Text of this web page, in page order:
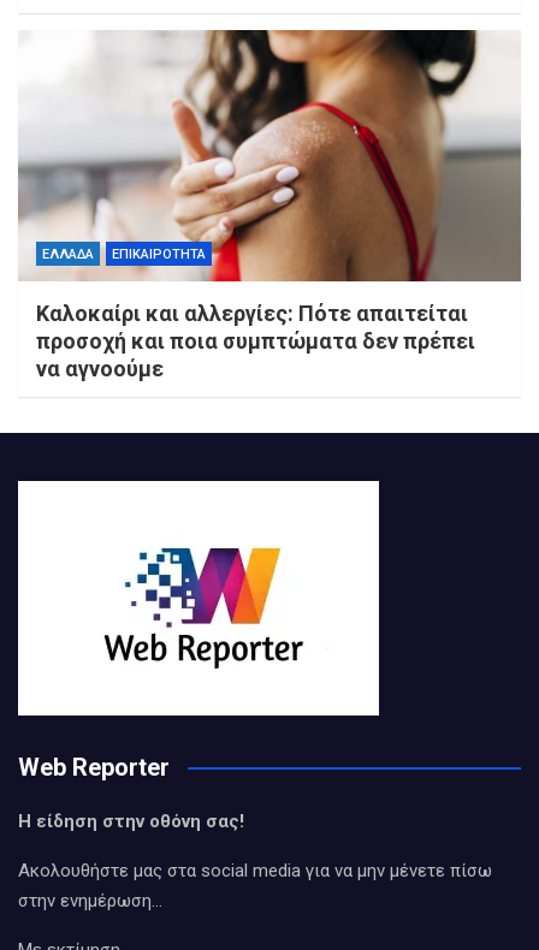
ΕΛΛΑΔΑ ΕΠΙΚΑΙΡΟΤΗΤΑ
Καλοκαίρι και αλλεργίες: Πότε απαιτείται
προσοχή και ποια συμπτώματα δεν πρέπει
να αγνοούμε
Web Reporter
Η είδηση στην οθόνη σας!
Ακολουθήστε μας στα social media για να μην μένετε πίσω
στην ενημέρωση…